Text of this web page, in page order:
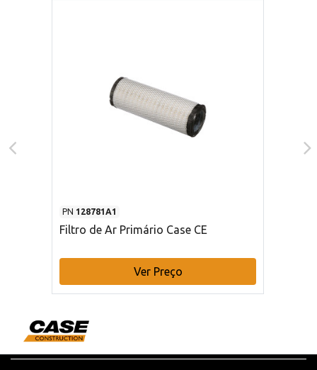
PN 128781A1
Filtro de Ar Primário Case CE
Ver Preço